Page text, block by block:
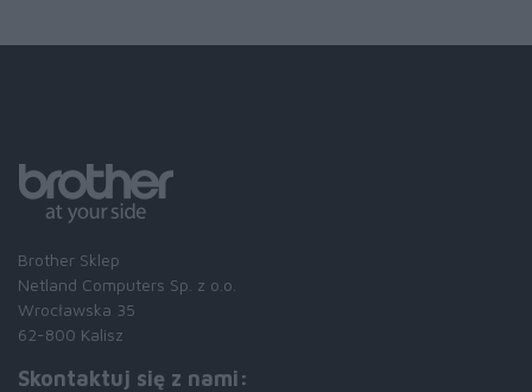
Brother Sklep
Netland Computers Sp. z o.o.
Wrocławska 35
62-800 Kalisz
Skontaktuj się z nami: